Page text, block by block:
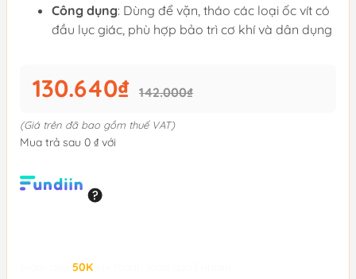
Công dụng: Dùng để vặn, tháo các loại ốc vít có
đầu lục giác, phù hợp bảo trì cơ khí và dân dụng
130.640₫ 142.000₫
(Giá trên đã bao gồm thuế VAT)
Mua trả sau 0 ₫ với
50K